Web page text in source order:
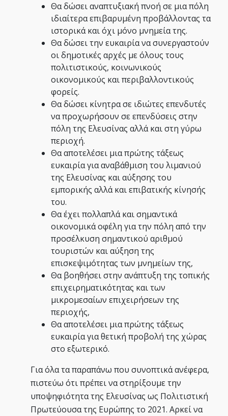
Θα δώσει αναπτυξιακή πνοή σε μια πόλη
ιδιαίτερα επιβαρυμένη προβάλλοντας τα
ιστορικά και όχι μόνο μνημεία της.
Θα δώσει την ευκαιρία να συνεργαστούν
οι δημοτικές αρχές με όλους τους
πολιτιστικούς, κοινωνικούς
οικονομικούς και περιβαλλοντικούς
φορείς.
Θα δώσει κίνητρα σε ιδιώτες επενδυτές
να προχωρήσουν σε επενδύσεις στην
πόλη της Ελευσίνας αλλά και στη γύρω
περιοχή.
Θα αποτελέσει μια πρώτης τάξεως
ευκαιρία για αναβάθμιση του λιμανιού
της Ελευσίνας και αύξησης του
εμπορικής αλλά και επιβατικής κίνησής
του.
Θα έχει πολλαπλά και σημαντικά
οικονομικά οφέλη για την πόλη από την
προσέλκυση σημαντικού αριθμού
τουριστών και αύξηση της
επισκεψιμότητας των μνημείων της,
Θα βοηθήσει στην ανάπτυξη της τοπικής
επιχειρηματικότητας και των
μικρομεσαίων επιχειρήσεων της
περιοχής,
Θα αποτελέσει μια πρώτης τάξεως
ευκαιρία για θετική προβολή της χώρας
στο εξωτερικό.
Για όλα τα παραπάνω που συνοπτικά ανέφερα,
πιστεύω ότι πρέπει να στηρίξουμε την
υποψηφιότητα της Ελευσίνας ως Πολιτιστική
Πρωτεύουσα της Ευρώπης το 2021. Αρκεί να